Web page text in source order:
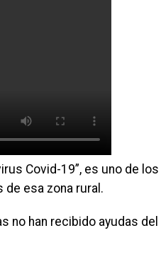
Covid-19”, es uno de los
esa zona rural.
no han recibido ayudas del